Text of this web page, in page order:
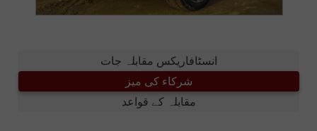
انسٹافاریکس مقابلہ جات
شرکاء کی میز
مقابلہ کے قواعد